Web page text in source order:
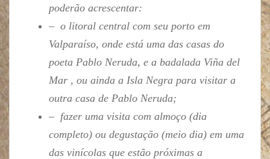
poderão acrescentar:
– o litoral central com seu porto em
Valparaíso, onde está uma das casas do
poeta Pablo Neruda, e a badalada Viña del
Mar , ou ainda a Isla Negra para visitar a
outra casa de Pablo Neruda;
– fazer uma visita com almoço (dia
completo) ou degustação (meio dia) em uma
das vinícolas que estão próximas a